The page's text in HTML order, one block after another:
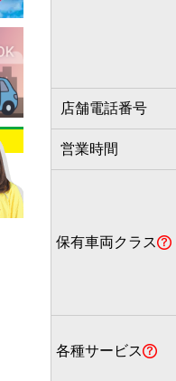
店舗電話番号
営業時間
保有車両クラス
各種サービス